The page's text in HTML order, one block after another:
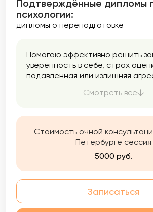
Подтверждённые дипломы
психологии:
дипломы о переподготовке
Помогаю эффективно решить
уверенность в себе, страх
подавленная или излишняя
личных границ, поиск партнера и
отношений, развитие
сексуальности, поиск новых
для самореализации и
сценариями. Для исследования
бессознательных процессов
анализ сновидений, работу с
воображением. Исходя из
применяю в работе
Смотреть все
Стоимость очной
Петербурге сессия
5000 руб.
Записаться